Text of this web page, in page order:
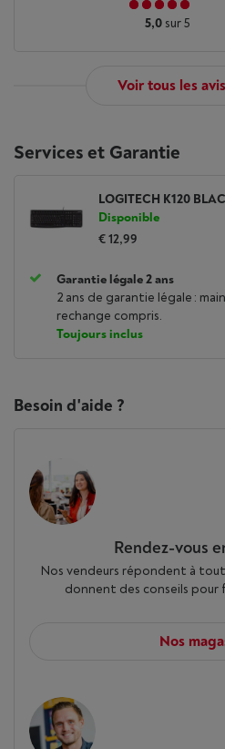
5,0 sur 5
Voir tous les
Services et Garantie
LOGITECH K120
Disponible
€ 12,99
Garantie légale 2 ans
2 ans de garantie légale :
rechange compris.
Toujours inclus
Besoin d'aide ?
Rendez-vous
Nos vendeurs répondent à
donnent des conseils pour
Nos